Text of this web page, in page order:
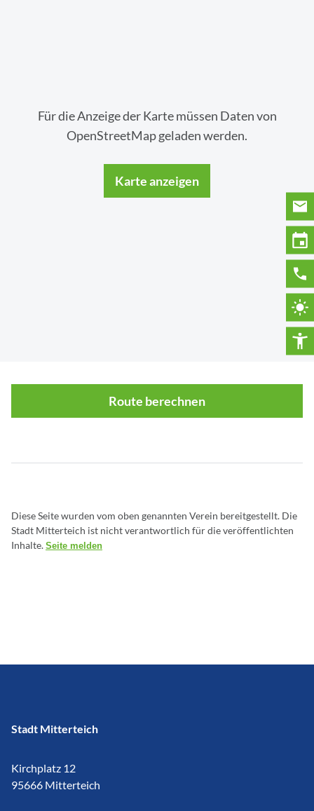
Für die Anzeige der Karte müssen Daten von
OpenStreetMap geladen werden.
Karte anzeigen
Route berechnen
Diese Seite wurden vom oben genannten Verein bereitgestellt. Die
Stadt Mitterteich ist nicht verantwortlich für die veröffentlichten
Inhalte. Seite melden
Stadt Mitterteich
Kirchplatz 12
95666 Mitterteich